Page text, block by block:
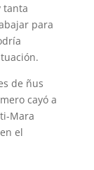
tanta
para
de ñus
cayó a
Mara
el